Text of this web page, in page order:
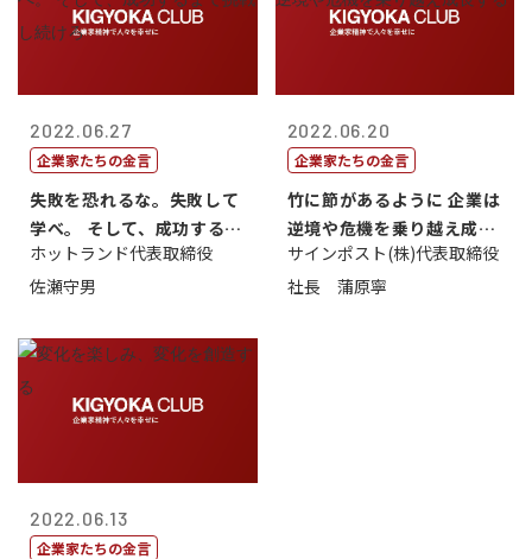
2022.06.27
企業家たちの金言
失敗を恐れるな。失敗して
学べ。 そして、成功するま
で挑戦し続...
ホットランド代表取締役
佐瀬守男
2022.06.20
企業家たちの金言
竹に節があるように 企業は
逆境や危機を乗り越え成長
する
サインポスト(株)代表取締役
社長 蒲原寧
2022.06.13
企業家たちの金言